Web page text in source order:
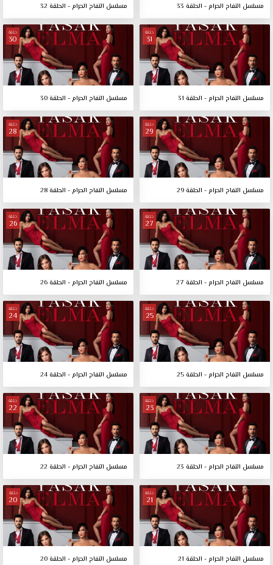
مسلسل التفاح الحرام - الحلقة 33 مسلسل التفاح الحرام - الحلقة 32
حلقة
31
مسلسل التفاح الحرام - الحلقة 31
حلقة
30
مسلسل التفاح الحرام - الحلقة 30
حلقة
29
مسلسل التفاح الحرام - الحلقة 29
حلقة
28
مسلسل التفاح الحرام - الحلقة 28
حلقة
27
مسلسل التفاح الحرام - الحلقة 27
حلقة
26
مسلسل التفاح الحرام - الحلقة 26
حلقة
25
مسلسل التفاح الحرام - الحلقة 25
حلقة
24
مسلسل التفاح الحرام - الحلقة 24
حلقة
23
مسلسل التفاح الحرام - الحلقة 23
حلقة
22
مسلسل التفاح الحرام - الحلقة 22
حلقة
21
مسلسل التفاح الحرام - الحلقة 21
حلقة
20
مسلسل التفاح الحرام - الحلقة 20